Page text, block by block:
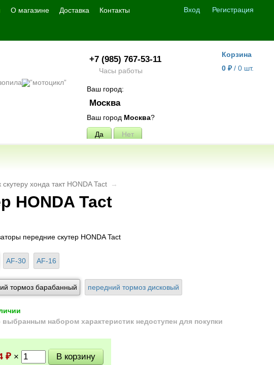
Вход Регистрация
О магазине Доставка Контакты
+7 (985) 767-53-11
Часы работы
Ваш город:
Москва
Ваш город Москва?
Корзина
0 ₽ / 0 шт.
скутеру хонда такт HONDA Tact →
HONDA Tact
передние скутер HONDA Tact
AF-30 AF-16
тормоз барабанный передний тормоз дисковый
выбранным набором характеристик недоступен для покупки
₽ ×